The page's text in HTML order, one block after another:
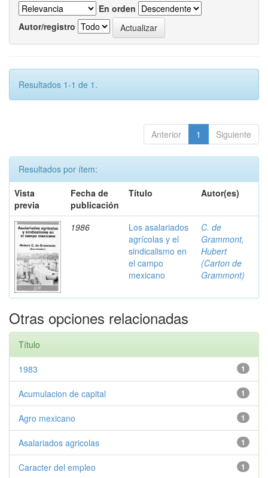
En orden
Autor/registro
Resultados 1-1 de 1.
Anterior 1 Siguiente
Resultados por ítem:
Vista
previa
Fecha de
publicación
Título Autor(es)
1986
Los asalariados
agrícolas y el
sindicalismo en
el campo
mexicano
C. de
Grammont,
Hubert
(Carton de
Grammont)
Otras opciones relacionadas
Título
1
1983
1
Acumulacion de capital
1
Agro mexicano
1
Asalariados agricolas
1
Caracter del empleo